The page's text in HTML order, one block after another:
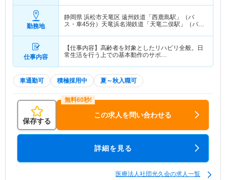
勤務地
静岡県 浜松市天竜区 遠州鉄道「西鹿島駅」（バ
ス・車45分）天竜浜名湖鉄道「天竜二俣駅」（バ
仕事内容
【仕事内容】高齢者を対象としたリハビリ全般。日
常生活を行う上での基本動作のサポ…
車通勤可 積極採用中 夏～秋入職可
保存する
この求人を問い合わせる
詳細を見る
医療法人社団光久会の求人一覧